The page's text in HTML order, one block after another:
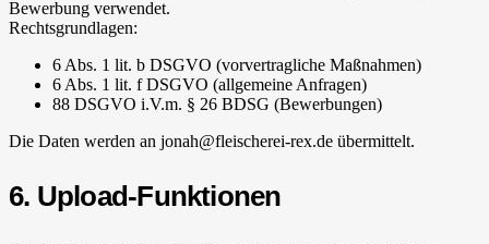
Bewerbung verwendet.
Rechtsgrundlagen:
6 Abs. 1 lit. b DSGVO (vorvertragliche Maßnahmen)
6 Abs. 1 lit. f DSGVO (allgemeine Anfragen)
88 DSGVO i.V.m. § 26 BDSG (Bewerbungen)
Die Daten werden an jonah@fleischerei-rex.de übermittelt.
6. Upload-Funktionen